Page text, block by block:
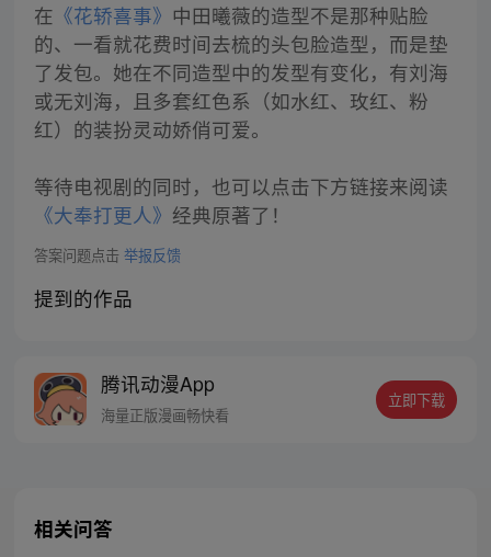
在 《花轿喜事》 中田曦薇的造型不是那种贴脸
的、一看就花费时间去梳的头包脸造型，而是垫
了发包。她在不同造型中的发型有变化，有刘海
或无刘海，且多套红色系（如水红、玫红、粉
红）的装扮灵动娇俏可爱。
等待电视剧的同时，也可以点击下方链接来阅读
《大奉打更人》 经典原著了！
答案问题点击 举报反馈
提到的作品
腾讯动漫App
海量正版漫画畅快看
立即下载
相关问答